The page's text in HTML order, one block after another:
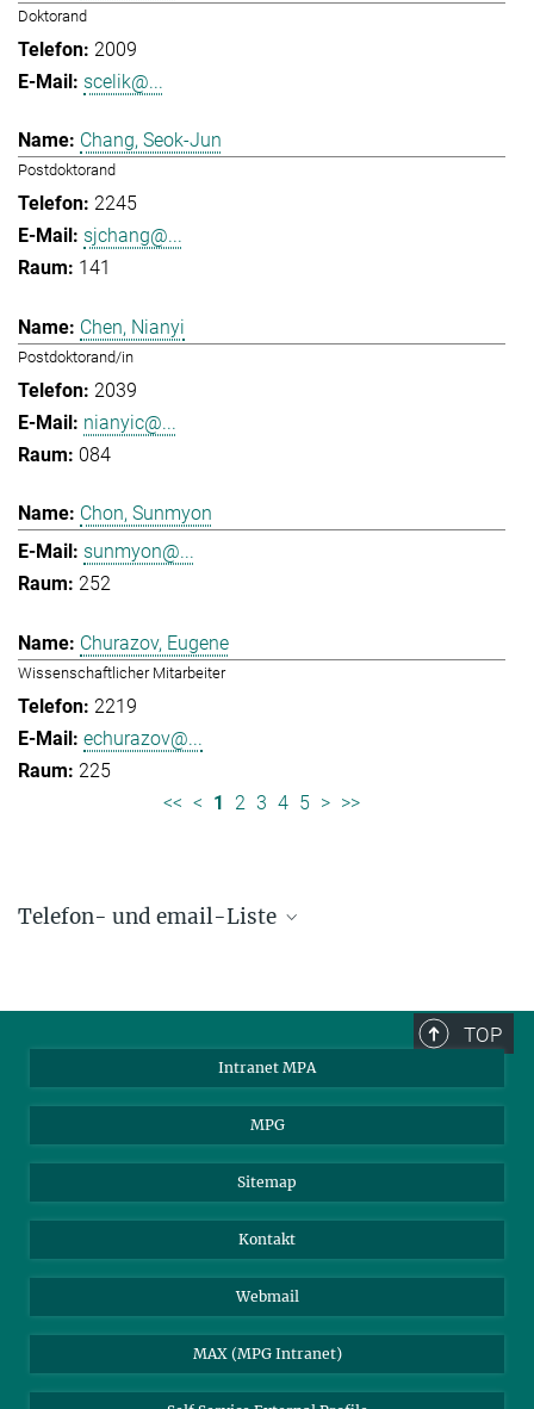
Doktorand
2009
scelik@...
Chang, Seok-Jun
Postdoktorand
2245
sjchang@...
141
Chen, Nianyi
Postdoktorand/in
2039
nianyic@...
084
Chon, Sunmyon
sunmyon@...
252
Churazov, Eugene
Wissenschaftlicher Mitarbeiter
2219
echurazov@...
225
<< < 1 2 3 4 5 > >>
Telefon- und email-Liste
85748 Garching, Germany
TOP
Intranet MPA
MPG
Sitemap
Kontakt
Webmail
MAX (MPG Intranet)